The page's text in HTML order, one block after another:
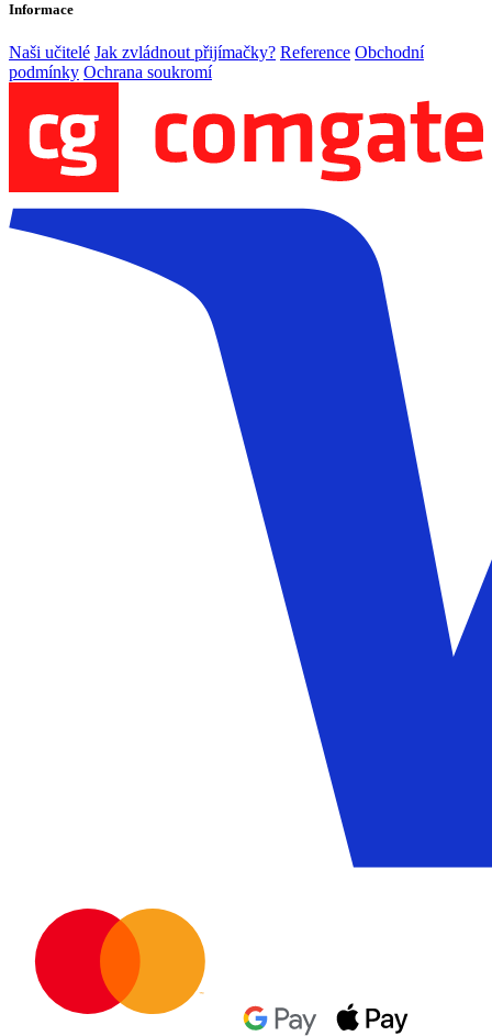
Informace
Naši učitelé Jak zvládnout přijímačky? Reference Obchodní
podmínky Ochrana soukromí